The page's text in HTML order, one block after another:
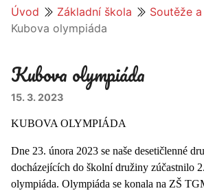
Úvod Základní škola
Soutěže
Kubova olympiáda
Kubova olympiáda
15. 3. 2023
KUBOVA OLYMPIÁDA
Dne 23. února 2023 se naše desetičlenné
docházejících do školní družiny zúčastnilo
olympiáda. Olympiáda se konala na ZŠ